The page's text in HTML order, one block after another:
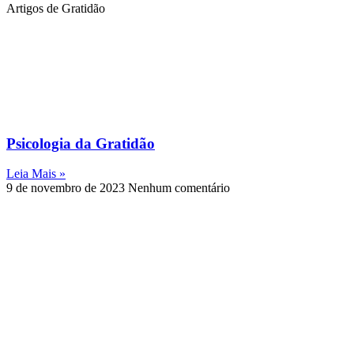
Artigos de Gratidão
Psicologia da Gratidão
Leia Mais »
9 de novembro de 2023 Nenhum comentário